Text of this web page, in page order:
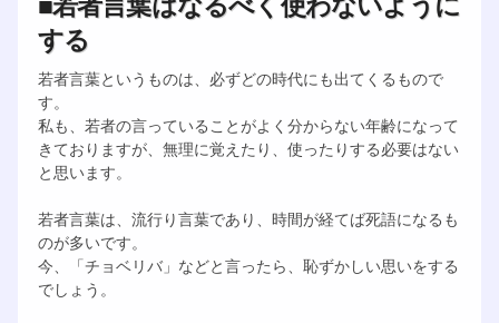
する
若者言葉というものは、必ずどの時代にも出てくるもので
す。
私も、若者の言っていることがよく分からない年齢になって
きておりますが、無理に覚えたり、使ったりする必要はない
と思います。
若者言葉は、流行り言葉であり、時間が経てば死語になるも
のが多いです。
今、「チョベリバ」などと言ったら、恥ずかしい思いをする
でしょう。